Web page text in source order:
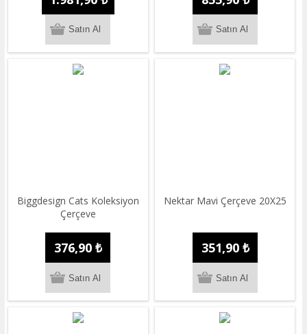
Biggdesign Cats Koleksiyon
Çerçeve
376,90 ₺
Nektar Mavi Çerçeve 20X25
351,90 ₺